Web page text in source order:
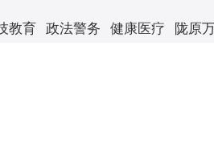
教育 政法警务 健康医疗 陇原